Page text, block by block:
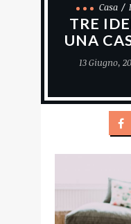
Casa
TRE
UNA
13 Giugno,